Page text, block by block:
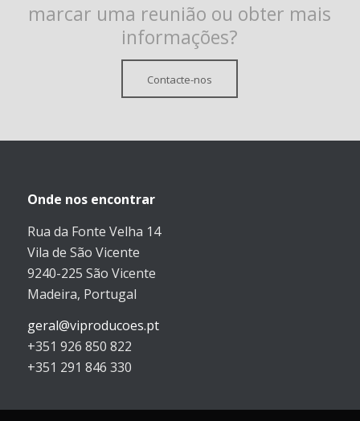
marcar uma reunião ou obter mais
informações?
Contacte-nos
Onde nos encontrar
Rua da Fonte Velha 14
Vila de São Vicente
9240-225 São Vicente
Madeira, Portugal
geral@viproducoes.pt
+351 926 850 822
+351 291 846 330